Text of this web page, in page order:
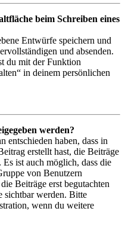
beim Schreiben eines
Entwürfe speichern und
und absenden.
du mit der Funktion
in deinem persönlichen
werden?
entschieden haben, dass in
erstellt hast, die Beiträge
ist auch möglich, dass die
von Benutzern
Beiträge erst begutachten
sichtbar werden. Bitte
wenn du weitere